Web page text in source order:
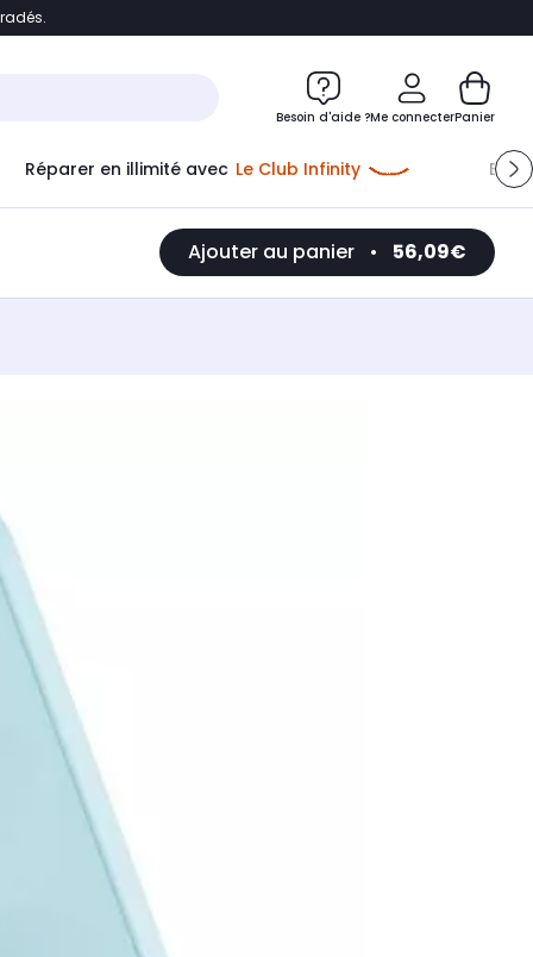
Accéder directement au chatbot
Besoin d'aide ?Me connecterPanier
Réparer en illimité avec Le Club Infinity
Ajouter au panier • 56,09€